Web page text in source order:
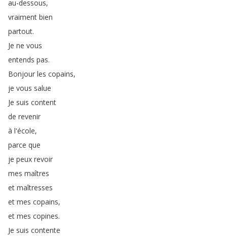
au-dessous,
vraiment bien
partout.
Je ne vous
entends pas.
Bonjour les copains,
je vous salue
Je suis content
de revenir
à l'école,
parce que
je peux revoir
mes maîtres
et maîtresses
et mes copains,
et mes copines.
Je suis contente